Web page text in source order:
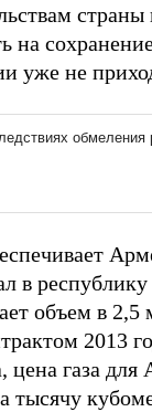
на
уже не
в
объем в 2,5
2013
цена газа
тысячу